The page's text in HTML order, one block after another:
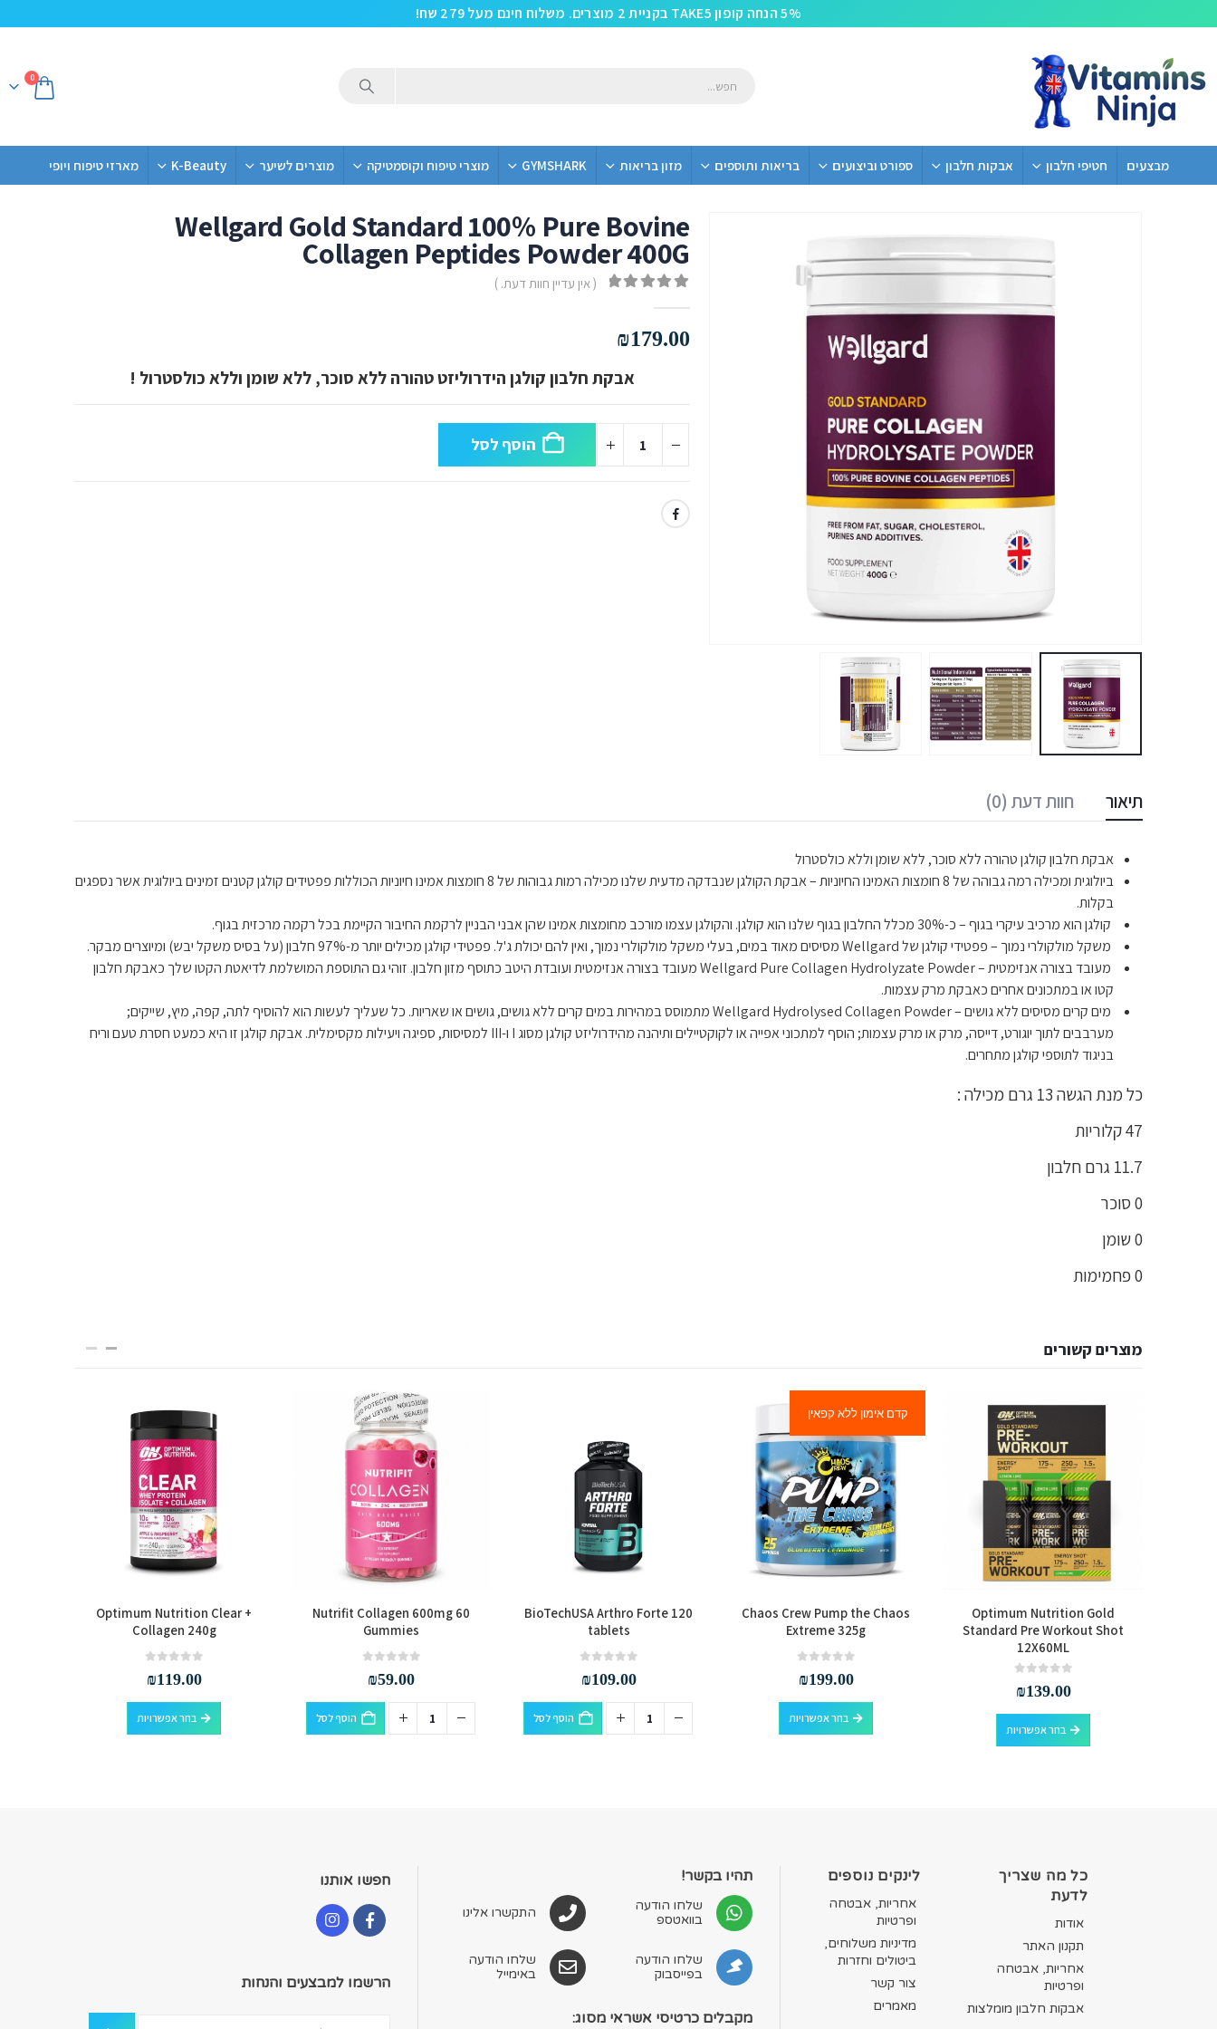
5% הנחה קופון TAKE5 בקניית 2 מוצרים. משלוח חינם מעל 279 שח!
0
מבצעים חטיפי חלבון אבקות חלבון ספורט וביצועים בריאות ותוספים מזון בריאות GYMSHARK מוצרי טיפוח וקוסמטיקה מוצרים לשיער K-Beauty מארזי טיפוח ויופי
Wellgard Gold Standard 100% Pure Bovine
Collagen Peptides Powder 400G
( אין עדיין חוות דעת. )
₪179.00
אבקת חלבון קולגן הידרוליזט טהורה ללא סוכר, ללא שומן וללא כולסטרול !
הוסף לסל
תיאור חוות דעת (0)
אבקת חלבון קולגן טהורה ללא סוכר, ללא שומן וללא כולסטרול
ביולוגית ומכילה רמה גבוהה של 8 חומצות האמינו החיוניות – אבקת הקולגן שנבדקה מדעית שלנו מכילה רמות גבוהות של 8 חומצות אמינו חיוניות הכוללות פפטידים קולגן קטנים זמינים ביולוגית אשר נספגים
בקלות.
קולגן הוא מרכיב עיקרי בגוף – כ-30% מכלל החלבון בגוף שלנו הוא קולגן. והקולגן עצמו מורכב מחומצות אמינו שהן אבני הבניין לרקמת החיבור הקיימת בכל רקמה מרכזית בגוף.
משקל מולקולרי נמוך – פפטידי קולגן של Wellgard מסיסים מאוד במים, בעלי משקל מולקולרי נמוך, ואין להם יכולת ג'ל. פפטידי קולגן מכילים יותר מ-97% חלבון (על בסיס משקל יבש) ומיוצרים מבקר.
מעובד בצורה אנזימטית – Wellgard Pure Collagen Hydrolyzate Powder מעובד בצורה אנזימטית ועובדת היטב כתוסף מזון חלבון. זוהי גם התוספת המושלמת לדיאטת הקטו שלך כאבקת חלבון
קטו או במתכונים אחרים כאבקת מרק עצמות.
מים קרים מסיסים ללא גושים – Wellgard Hydrolysed Collagen Powder מתמוסס במהירות במים קרים ללא גושים, גושים או שאריות. כל שעליך לעשות הוא להוסיף לתה, קפה, מיץ, שייקים;
מערבבים לתוך יוגורט, דייסה, מרק או מרק עצמות; הוסף למתכוני אפייה או לקוקטיילים ותיהנה מהידרוליזט קולגן מסוג I ו-III למסיסות, ספיגה ויעילות מקסימלית. אבקת קולגן זו היא כמעט חסרת טעם וריח
בניגוד לתוספי קולגן מתחרים.
כל מנת הגשה 13 גרם מכילה :
47 קלוריות
11.7 גרם חלבון
0 סוכר
0 שומן
0 פחמימות
מוצרים קשורים
Optimum Nutrition Gold
Standard Pre Workout Shot
12X60ML
₪139.00
בחר אפשרויות
למוצר זה יש מספר סוגים. ניתן לבחור את האפשרויות בעמוד המוצר
קדם אימון ללא קפאין
Chaos Crew Pump the Chaos
Extreme 325g
₪199.00
בחר אפשרויות
למוצר זה יש מספר סוגים. ניתן לבחור את האפשרויות בעמוד המוצר
BioTechUSA Arthro Forte 120
tablets
₪109.00
הוסף לסל
Nutrifit Collagen 600mg 60
Gummies
₪59.00
הוסף לסל
Optimum Nutrition Clear +
Collagen 240g
₪119.00
בחר אפשרויות
למוצר זה יש מספר סוגים. ניתן לבחור את האפשרויות בעמוד המוצר
כל מה שצריך
לדעת
אודות
תקנון האתר
אחריות, אבטחה
ופרטיות
אבקות חלבון מומלצות
לינקים נוספים
אחריות, אבטחה
ופרטיות
מדיניות משלוחים,
ביטולים וחזרות
צור קשר
מאמרים
תהיו בקשר!
שלחו הודעה
בוואטספ
שלחו הודעה
בפייסבוק
התקשרו אלינו
שלחו הודעה
באימייל
מקבלים כרטיסי אשראי מסוג:
חפשו אותנו
הרשמו למבצעים והנחות